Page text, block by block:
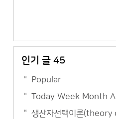
인기 글 45
Popular
Today Week Month All
생산자선택이론